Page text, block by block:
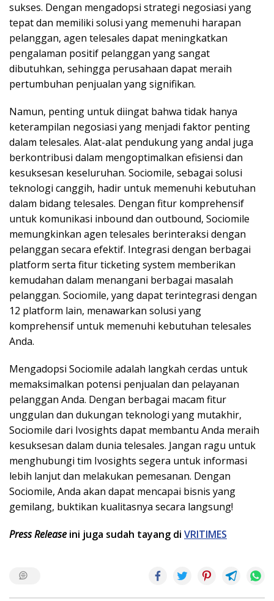
sukses. Dengan mengadopsi strategi negosiasi yang
tepat dan memiliki solusi yang memenuhi harapan
pelanggan, agen telesales dapat meningkatkan
pengalaman positif pelanggan yang sangat
dibutuhkan, sehingga perusahaan dapat meraih
pertumbuhan penjualan yang signifikan.
Namun, penting untuk diingat bahwa tidak hanya
keterampilan negosiasi yang menjadi faktor penting
dalam telesales. Alat-alat pendukung yang andal juga
berkontribusi dalam mengoptimalkan efisiensi dan
kesuksesan keseluruhan. Sociomile, sebagai solusi
teknologi canggih, hadir untuk memenuhi kebutuhan
dalam bidang telesales. Dengan fitur komprehensif
untuk komunikasi inbound dan outbound, Sociomile
memungkinkan agen telesales berinteraksi dengan
pelanggan secara efektif. Integrasi dengan berbagai
platform serta fitur ticketing system memberikan
kemudahan dalam menangani berbagai masalah
pelanggan. Sociomile, yang dapat terintegrasi dengan
12 platform lain, menawarkan solusi yang
komprehensif untuk memenuhi kebutuhan telesales
Anda.
Mengadopsi Sociomile adalah langkah cerdas untuk
memaksimalkan potensi penjualan dan pelayanan
pelanggan Anda. Dengan berbagai macam fitur
unggulan dan dukungan teknologi yang mutakhir,
Sociomile dari Ivosights dapat membantu Anda meraih
kesuksesan dalam dunia telesales. Jangan ragu untuk
menghubungi tim Ivosights segera untuk informasi
lebih lanjut dan melakukan pemesanan. Dengan
Sociomile, Anda akan dapat mencapai bisnis yang
gemilang, buktikan kualitasnya secara langsung!
Press Release ini juga sudah tayang di VRITIMES